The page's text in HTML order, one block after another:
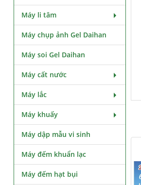
Máy li tâm
Máy chụp ảnh Gel Daihan
Máy soi Gel Daihan
Máy cất nước
Máy lắc
Máy khuấy
Máy dập mẫu vi sinh
Máy đếm khuẩn lạc
Máy đếm hạt bụi